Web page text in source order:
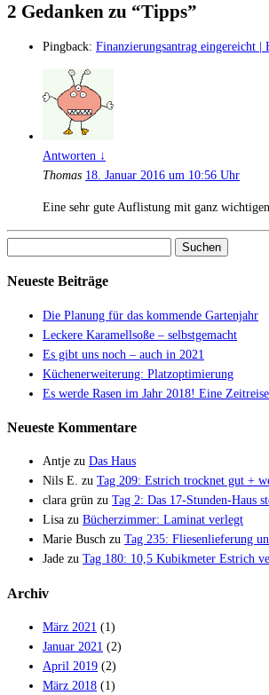
2 Gedanken zu “Tipps”
Pingback: Finanzierungsantrag eingereicht |
Antworten ↓
Thomas 18. Januar 2016 um 10:56 Uhr
Eine sehr gute Auflistung mit ganz
Neueste Beiträge
Die Planung für das kommende Gartenjahr
Leckere Karamellsoße – selbstgemacht
Es gibt uns noch – auch in 2021
Küchenerweiterung: Platzoptimierung
Es werde Rasen im Jahr 2018! Eine Zeitreise
Neueste Kommentare
Antje zu Das Haus
Nils E. zu Tag 209: Estrich trocknet gut +
clara grün zu Tag 2: Das 17-Stunden-Haus
Lisa zu Bücherzimmer: Laminat verlegt
Marie Busch zu Tag 235: Fliesenlieferung
Jade zu Tag 180: 10,5 Kubikmeter Estrich
Archiv
März 2021 (1)
Januar 2021 (2)
April 2019 (2)
März 2018 (1)